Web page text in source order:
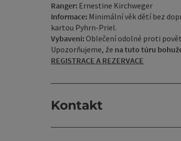
Ranger: Ernestine Kirchweger
Informace: Minimální věk dětí bez
kartou Pyhrn-Priel.
Vybavení:Oblečení odolné proti
Upozorňujeme, že na tuto túru
REGISTRACE A REZERVACE
Kontakt